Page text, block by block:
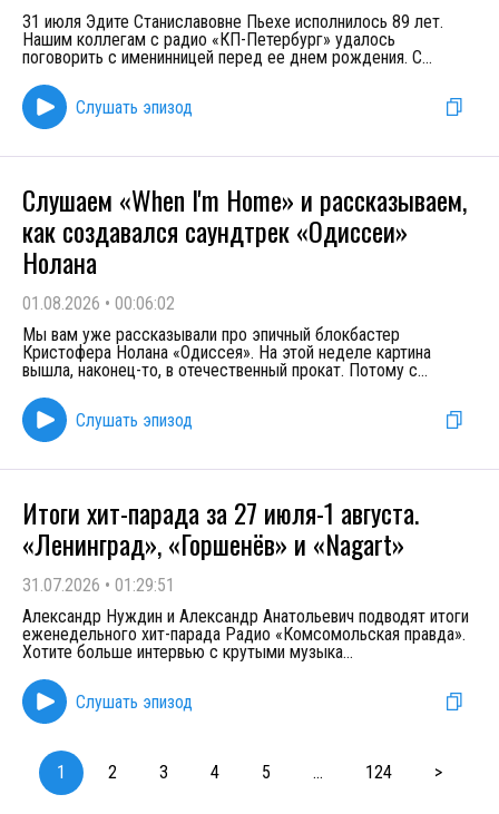
31 июля Эдите Станиславовне Пьехе исполнилось 89 лет.
Нашим коллегам с радио «КП-Петербург» удалось
поговорить с именинницей перед ее днем рождения. С...
Слушать эпизод
Слушаем «When I'm Home» и рассказываем,
как создавался саундтрек «Одиссеи»
Нолана
01.08.2026 • 00:06:02
Мы вам уже рассказывали про эпичный блокбастер
Кристофера Нолана «Одиссея». На этой неделе картина
вышла, наконец-то, в отечественный прокат. Потому с...
Слушать эпизод
Итоги хит-парада за 27 июля-1 августа.
«Ленинград», «Горшенёв» и «Nagart»
31.07.2026 • 01:29:51
Александр Нуждин и Александр Анатольевич подводят итоги
еженедельного хит-парада Радио «Комсомольская правда».
Хотите больше интервью с крутыми музыка...
Слушать эпизод
1 2 3 4 5 ... 124 >